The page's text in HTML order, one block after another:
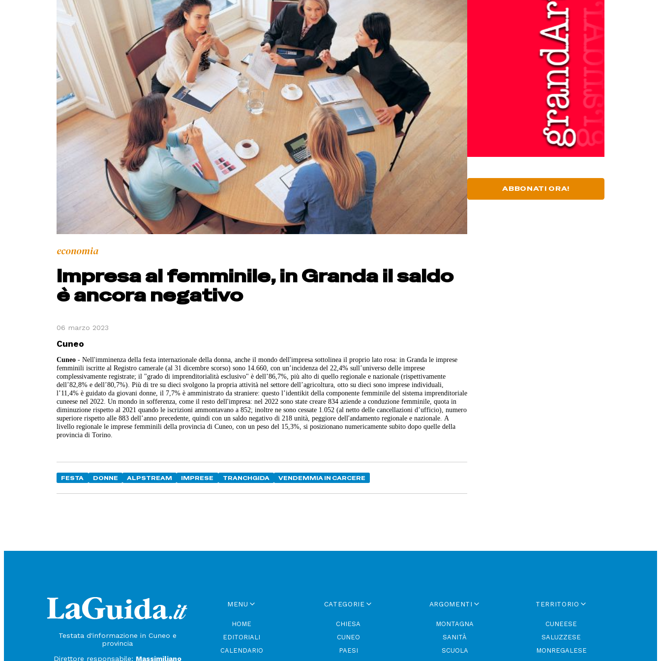
economia
Impresa al femminile, in Granda il saldo
è ancora negativo
06 marzo 2023
Cuneo
Cuneo - Nell'imminenza della festa internazionale della donna, anche il mondo dell'impresa sottolinea il proprio lato rosa: in Granda le imprese
femminili iscritte al Registro camerale (al 31 dicembre scorso) sono 14.660, con un’incidenza del 22,4% sull’universo delle imprese
complessivamente registrate; il "grado di imprenditorialità esclusivo" è dell’86,7%, più alto di quello regionale e nazionale (rispettivamente
dell’82,8% e dell’80,7%). Più di tre su dieci svolgono la propria attività nel settore dell’agricoltura, otto su dieci sono imprese individuali,
l’11,4% è guidato da giovani donne, il 7,7% è amministrato da straniere: questo l’identikit della componente femminile del sistema imprenditoriale
cuneese nel 2022. Un mondo in sofferenza, come il resto dell'impresa: nel 2022 sono state creare 834 aziende a conduzione femminile, quota in
diminuzione rispetto al 2021 quando le iscrizioni ammontavano a 852; inoltre ne sono cessate 1.052 (al netto delle cancellazioni d’ufficio), numero
superiore rispetto alle 883 dell’anno precedente, quindi con un saldo negativo di 218 unità, peggiore dell'andamento regionale e nazionale. A
livello regionale le imprese femminili della provincia di Cuneo, con un peso del 15,3%, si posizionano numericamente subito dopo quelle della
provincia di Torino.
FESTA DONNE ALPSTREAM IMPRESE TRANCHGIDA VENDEMMIA IN CARCERE
ABBONATI ORA!
Testata d'informazione in Cuneo e
provincia
Direttore responsabile: Massimiliano
MENU
HOME
EDITORIALI
CALENDARIO
CATEGORIE
CHIESA
CUNEO
PAESI
ARGOMENTI
MONTAGNA
SANITÀ
SCUOLA
TERRITORIO
CUNEESE
SALUZZESE
MONREGALESE